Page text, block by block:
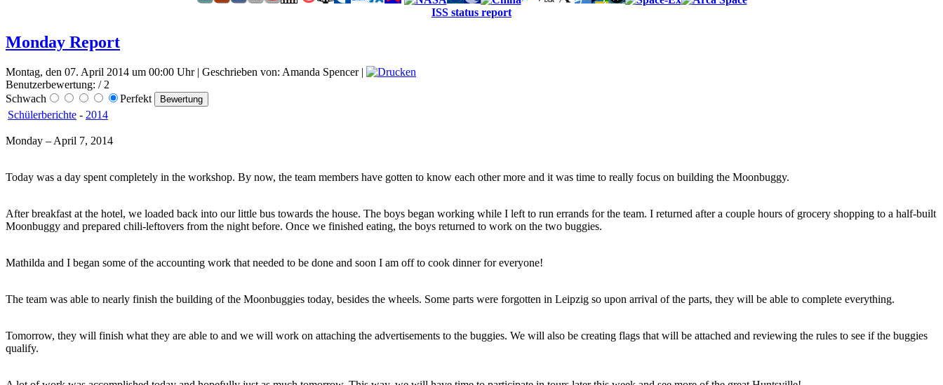
ISS status report
Monday Report
Montag, den 07. April 2014 um 00:00 Uhr | Geschrieben von: Amanda Spencer |
Benutzerbewertung: / 2
Schwach
Perfekt
Schülerberichte - 2014
Monday – April 7, 2014
Today was a day spent completely in the workshop. By now, the team members have gotten to know each other more and it was time to really focus on building the Moonbuggy.
After breakfast at the hotel, we loaded back into our little bus towards the house. The boys began working while I left to run errands for the team. I returned after a couple hours of grocery shopping to a half-built
Moonbuggy and prepared chili-leftovers from the night before. Once we finished eating, the boys returned to work on the two buggies.
Mathilda and I began some of the accounting work that needed to be done and soon I am off to cook dinner for everyone!
The team was able to nearly finish the building of the Moonbuggies today, besides the wheels. Some parts were forgotten in Leipzig so upon arrival of the parts, they will be able to complete everything.
Tomorrow, they will finish what they are able to and we will work on attaching the advertisements to the buggies. We will also be creating flags that will be attached and reviewing the rules to see if the buggies
qualify.